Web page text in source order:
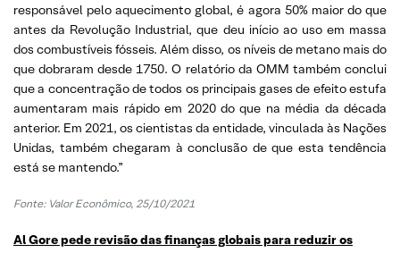
responsável pelo aquecimento global, é agora 50% maior do que
antes da Revolução Industrial, que deu início ao uso em massa
dos combustíveis fósseis. Além disso, os níveis de metano mais do
que dobraram desde 1750. O relatório da OMM também conclui
que a concentração de todos os principais gases de efeito estufa
aumentaram mais rápido em 2020 do que na média da década
anterior. Em 2021, os cientistas da entidade, vinculada às Nações
Unidas, também chegaram à conclusão de que esta tendência
está se mantendo.”
Fonte: Valor Econômico, 25/10/2021
Al Gore pede revisão das finanças globais para reduzir os